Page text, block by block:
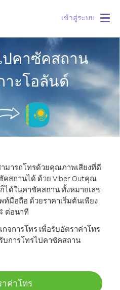
เข้าสู่ระบบ
ปคาซัคสถาน
าะโอลันด์
ารถโทรด้วยคุณภาพเสียงที่ดี
สถานได้ ด้วย Viber Outคุณ
ได้ในคาซัคสถาน ทั้งหมายเลข
มือถือ ด้วยราคาเริ่มต้นเพียง
ต่อนาที
จการโทร เพื่อรับอัตราค่าโทร
การโทรไปคาซัคสถาน
ค่าโทร